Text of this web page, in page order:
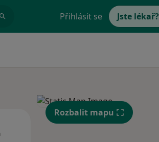
Přihlásit se Jste lékař?
St Čt
Rozbalit mapu